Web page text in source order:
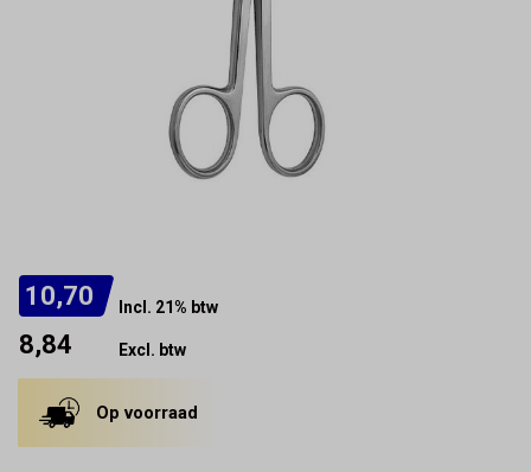
10,70 Incl. 21% btw
8,84 Excl. btw
Op voorraad